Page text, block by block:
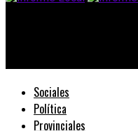
Sociales
Política
Provinciales